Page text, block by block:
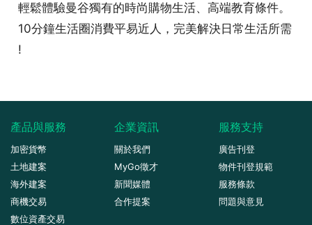
輕鬆體驗曼谷獨有的時尚購物生活、高端教育條件。
10分鐘生活圈消費平易近人，完美解決日常生活所需
!
產品與服務
加密貨幣
土地建案
海外建案
商機交易
數位資產交易
企業資訊
關於我們
MyGo徵才
新聞媒體
合作提案
服務支持
廣告刊登
物件刊登規範
服務條款
問題與意見